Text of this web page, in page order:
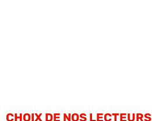
CHOIX DE NOS LECTEURS